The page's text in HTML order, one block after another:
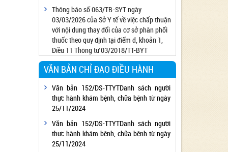
Thông báo số 063/TB-SYT ngày
03/03/2026 của Sở Y tế về việc chấp thuận
với nội dung thay đổi của cơ sở phân phối
thuốc theo quy định tại điểm d, khoản 1,
Điều 11 Thông tư 03/2018/TT-BYT
VĂN BẢN CHỈ ĐẠO ĐIỀU HÀNH
Văn bản 152/DS-TTYTDanh sách người
thực hành khám bệnh, chữa bệnh từ ngày
25/11/2024
Văn bản 152/DS-TTYTDanh sách người
thực hành khám bệnh, chữa bệnh từ ngày
25/11/2024